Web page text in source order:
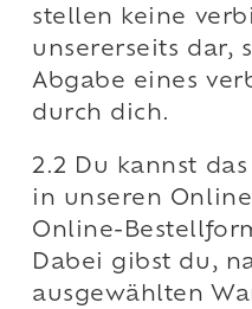
stellen keine
unsererseits dar,
Abgabe eines
durch dich.
2.2 Du kannst
in unseren
Online-
Dabei gibst du,
ausgewählten